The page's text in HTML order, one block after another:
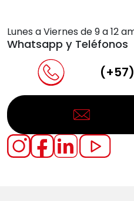
Lunes a Viernes de 9 a 12
Whatsapp y Teléfonos